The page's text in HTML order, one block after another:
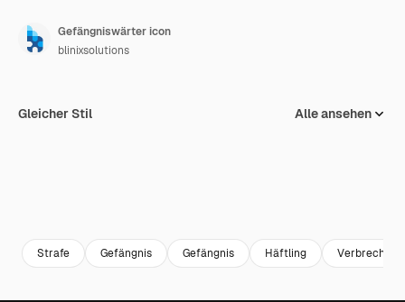
Gefängniswärter icon
blinixsolutions
Gleicher Stil Alle ansehen
Strafe Gefängnis Gefängnis Häftling Verbrecher